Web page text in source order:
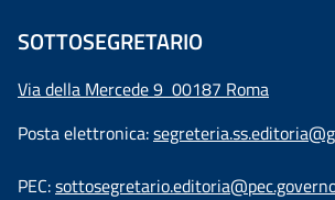
SOTTOSEGRETARIO
Via della Mercede 9 00187 Roma
Posta elettronica:
PEC: